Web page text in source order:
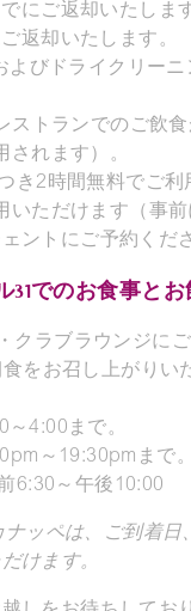
にご返却いたしま
返却いたします。
よびドライクリーニ
ストランでのご飲
されます）。
き2時間無料でご利
いただけます（事
ントにご予約くだ
でのお食事と
クラブラウンジに
をお召し上がりい
4:00まで。
～19:30pmまで
6:30～午後10:00
ッペは、ご到着日
けます。